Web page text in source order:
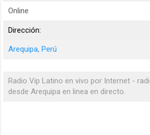
Online
Dirección:
Arequipa, Perú
Radio Vip Latino en vivo por Internet -
desde Arequipa en linea en directo.